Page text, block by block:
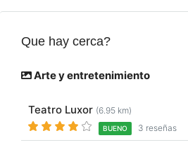
Que hay cerca?
Arte y entretenimiento
Teatro Luxor (6.95 km)
BUENO 3 reseñas